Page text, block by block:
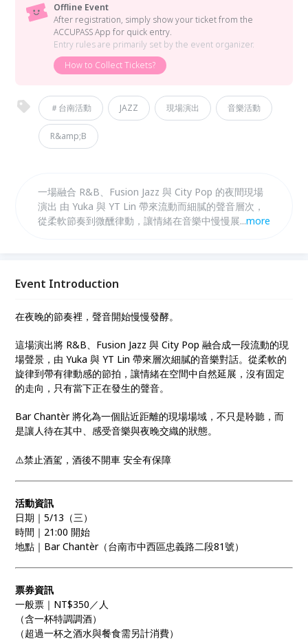
Offline Event
After registration, simply show your ticket from the
ACCUPASS App for quick entry.
Entry rules are primarily set by the event organizer.
How to Collect Tickets?
＃台南活動 JAZZ 現場演出 音樂活動
R&amp;B
一場融合 R&B、Fusion Jazz 與 City Pop 的夜間現場
演出 由 Yuka 與 YT Lin 帶來流動而細膩的聲音層次，
從柔軟節奏到微醺律動，讓情緒在音樂中慢慢展開。
...more
Event Introduction
在夜晚的節奏裡，聲音開始慢慢發酵。
這場演出將 R&B、Fusion Jazz 與 City Pop 融合成一段流動的現
場聲景，由 Yuka 與 YT Lin 帶來層次細膩的音樂對話。從柔軟的
旋律到帶有律動感的節拍，讓情緒在空間中自然延展，沒有固定
的走向，只有當下正在發生的聲音。
Bar Chantèr 將化為一個貼近距離的現場場域，不只是聆聽，而
是讓人待在其中、感受音樂與夜晚交織的狀態。
⚠️禁止酒駕，酒後不開車 安全有保障
活動資訊
日期｜5/13（三）
時間｜21:00 開始
地點｜Bar Chantèr（台南市中西區忠義路二段81號）
票券資訊
一般票｜NT$350／人
（含一杯特調調酒）
（超過一杯之酒水與餐食需另計消費）